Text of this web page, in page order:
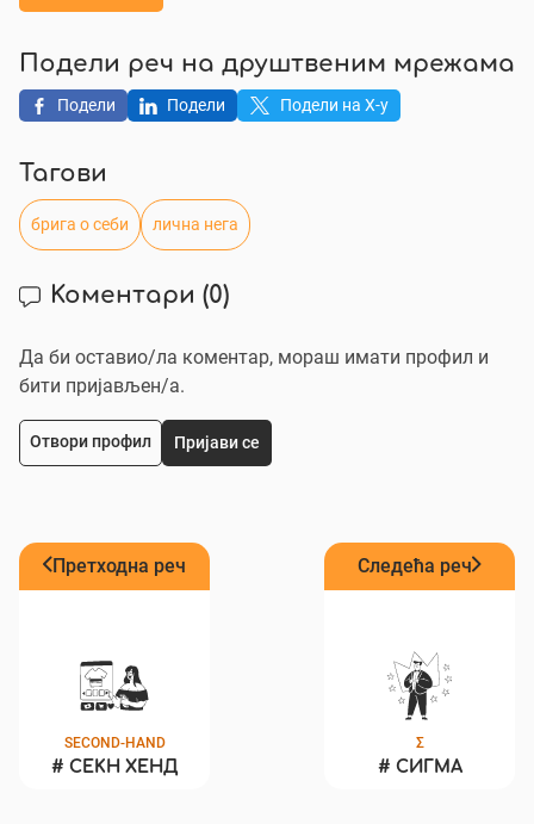
Подели реч на друштвеним мрежама
Подели Подели Подели на X-у
Тагови
брига о себи лична нега
Коментари (0)
Да би оставио/ла коментар, мораш имати профил и
бити пријављен/a.
Отвори профил Пријави се
Претходна реч
SECOND-HAND
# СЕКН ХЕНД
Следећа реч
Σ
# СИГМА